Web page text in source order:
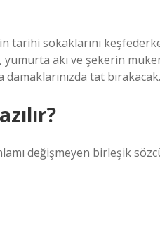
tarihi sokaklarını
akı ve şekerin
damaklarınızda tat bırakacak.
değişmeyen birleşik